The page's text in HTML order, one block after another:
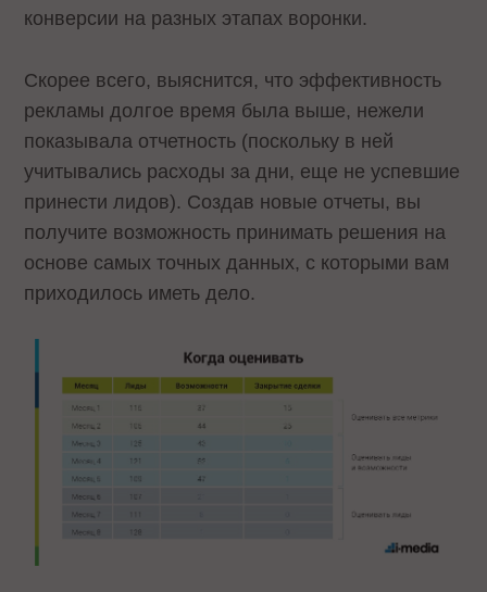
конверсии на разных этапах воронки.
Скорее всего, выяснится, что эффективность
рекламы долгое время была выше, нежели
показывала отчетность (поскольку в ней
учитывались расходы за дни, еще не успевшие
принести лидов). Создав новые отчеты, вы
получите возможность принимать решения на
основе самых точных данных, с которыми вам
приходилось иметь дело.